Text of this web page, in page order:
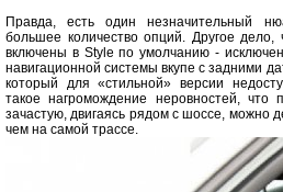
Правда, есть один незначительный
большее количество опций. Другое
включены в Style по умолчанию -
навигационной системы вкупе с задними
который для «стильной» версии
такое нагромождение неровностей, что
зачастую, двигаясь рядом с шоссе, можно
чем на самой трассе.